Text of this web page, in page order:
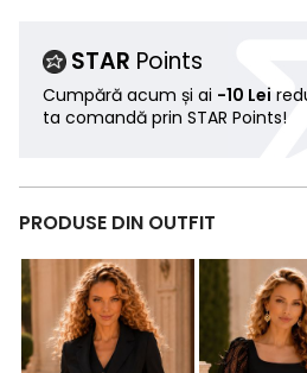
STAR Points
Cumpără acum și ai -10 Lei
ta comandă prin STAR Points!
PRODUSE DIN OUTFIT